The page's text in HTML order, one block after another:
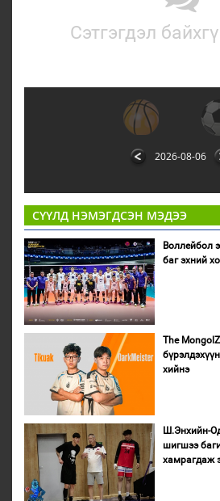
Сэтгэгдэл
2026-08-06
СҮҮЛД НЭМЭГДСЭН МЭДЭЭ
Воллейбол
баг эхний
The
хийнэ
Ш.Энхийн-
шигшээ
хамрагдаж